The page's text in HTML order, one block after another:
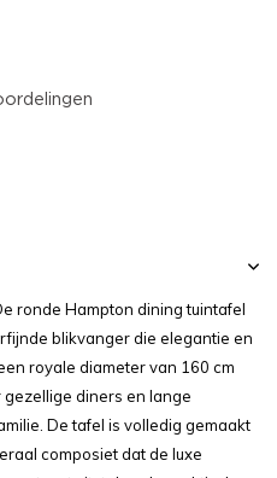
ronde Hampton dining tuintafel
blikvanger die elegantie en
royale diameter van 160 cm
diners en lange
De tafel is volledig gemaakt
composiet dat de luxe